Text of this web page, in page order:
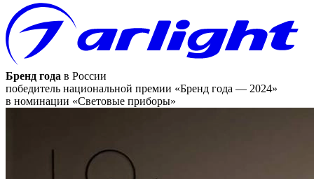
Бренд года в России
победитель национальной премии «Бренд года — 2024»
в номинации «Световые приборы»